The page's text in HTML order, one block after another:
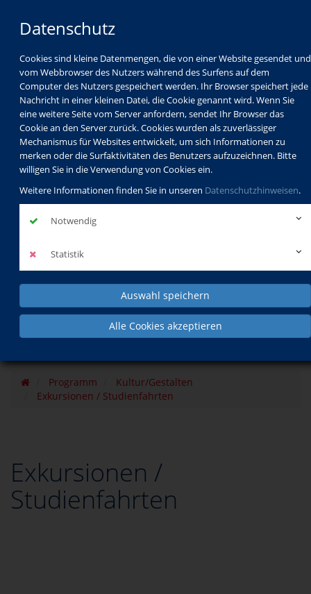
Datenschutz
Cookies sind kleine Datenmengen, die von einer Website gesendet und
vom Webbrowser des Nutzers während des Surfens auf dem
Computer des Nutzers gespeichert werden. Ihr Browser speichert jede
Nachricht in einer kleinen Datei, die Cookie genannt wird. Wenn Sie
eine weitere Seite vom Server anfordern, sendet Ihr Browser das
Cookie an den Server zurück. Cookies wurden als zuverlässiger
Mechanismus für Websites entwickelt, um sich Informationen zu
merken oder die Surfaktivitäten des Benutzers aufzuzeichnen. Bitte
willigen Sie in die Verwendung von Cookies ein.
Weitere Informationen finden Sie in unseren Datenschutzhinweisen.
Notwendig
Statistik
Auswahl speichern
Alle Cookies akzeptieren
Programm
Schulabschlüsse
Schulkindbetreuung
Service
Programm
Kultur/Gestalten
Exkursionen / Studienfahrten
Exkursionen /
Studienfahrten